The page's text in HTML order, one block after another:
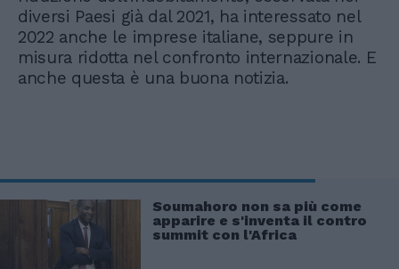
diversi Paesi già dal 2021, ha interessato nel
2022 anche le imprese italiane, seppure in
misura ridotta nel confronto internazionale. E
anche questa è una buona notizia.
Soumahoro non sa più come
apparire e s'inventa il contro
summit con l'Africa